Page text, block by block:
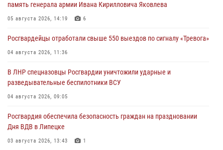
память генерала армии Ивана Кирилловича Яковлева
05 августа 2026, 14:19 6
Росгвардейцы отработали свыше 550 выездов по сигналу «Тревога»
04 августа 2026, 11:36
В ЛНР спецназовцы Росгвардии уничтожили ударные и
разведывательные беспилотники ВСУ
04 августа 2026, 09:05
Росгвардия обеспечила безопасность граждан на праздновании
Дня ВДВ в Липецке
03 августа 2026, 13:43 1